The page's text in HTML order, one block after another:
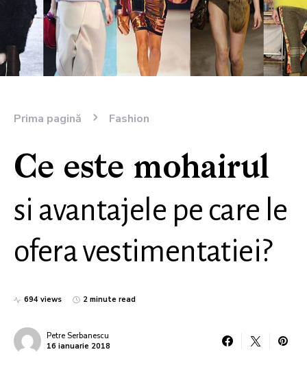
Prima pagină Fashion
Ce este mohairul
si avantajele pe care le
ofera vestimentatiei?
694 views 2 minute read
Petre Serbanescu
16 ianuarie 2018